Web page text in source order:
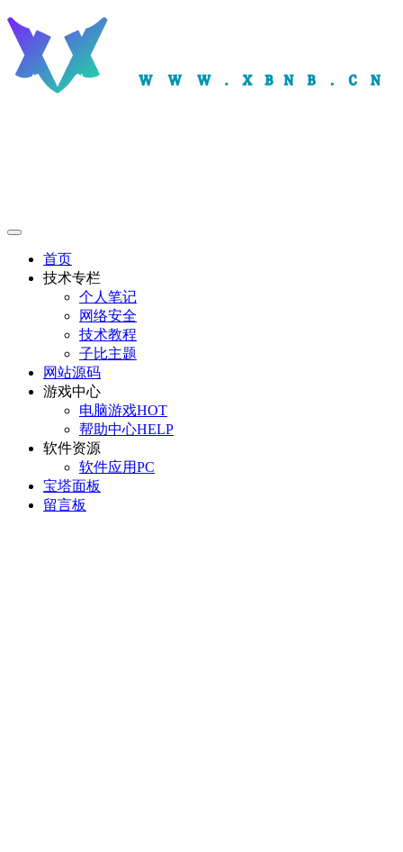
首页
技术专栏
个人笔记
网络安全
技术教程
子比主题
网站源码
游戏中心
电脑游戏HOT
帮助中心HELP
软件资源
软件应用PC
宝塔面板
留言板